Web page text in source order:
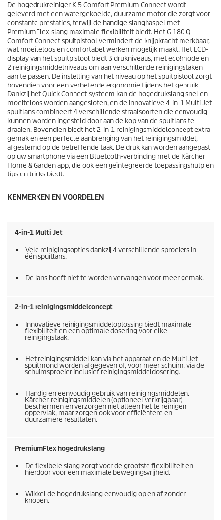
sn
.
2
6
b
e
o
o
r
d
e
l
i
n
g
e
n
De hogedrukreiniger K 5 Comfort Premium Connect wordt
geleverd met een watergekoelde, duurzame motor die zorgt voor
constante prestaties, terwijl de handige slanghaspel met
PremiumFlex-slang maximale flexibiliteit biedt. Het G 180 Q
Comfort Connect spuitpistool vermindert de knijpkracht merkbaar,
wat moeiteloos en comfortabel werken mogelijk maakt. Het LCD-
display van het spuitpistool biedt 3 drukniveaus, met eco!mode en
2 reinigingsmiddelniveaus om aan verschillende reinigingstaken
aan te passen. De instelling van het niveau op het spuitpistool zorgt
bovendien voor een verbeterde ergonomie tijdens het gebruik.
Dankzij hetQuick Connect-systeem kan de hogedrukslang snel en
moeiteloos worden aangesloten, en de innovatieve 4-in-1 Multi Jet
spuitlans combineert 4 verschillende straalsoorten die eenvoudig
kunnen worden ingesteld door aan de kop van de spuitlans te
draaien. Bovendien biedt het 2-in-1 reinigingsmiddelconcept extra
gemak en een perfecte aanbrenging van het reinigingsmiddel,
afgestemd op de betreffende taak. De druk kan worden aangepast
op uw smartphone via een Bluetooth-verbinding met de Kärcher
Home & Garden app, die ook een geïntegreerde toepassingshulp en
tips en tricks biedt.
KENMERKEN EN VOORDELEN
4-in-1 Multi Jet
Vele reinigingsopties dankzij 4 verschillende sproeiers in
één spuitlans.
De lans hoeft niet te worden vervangen voor meer gemak.
2-in-1 reinigingsmiddelconcept
Innovatieve reinigingsmiddeloplossing biedt maximale
flexibiliteit en een optimale dosering voor elke
reinigingstaak.
Het reinigingsmiddel kan via het apparaat en de Multi Jet-
spuitmond worden afgegeven of, voor meer schuim, via de
schuimsproeier inclusief reinigingsmiddeldosering.
Handig en eenvoudig gebruik van reinigingsmiddelen.
Kärcher-reinigingsmiddelen (optioneel verkrijgbaar)
beschermen en verzorgen niet alleen het te reinigen
oppervlak, maar zorgen ook voor efficiëntere en
duurzamere resultaten.
PremiumFlexhogedrukslang
De flexibele slang zorgt voor de grootste flexibiliteit en
hierdoor voor een maximale bewegingsvrijheid.
Wikkel de hogedrukslang eenvoudig op en af zonder
knopen.